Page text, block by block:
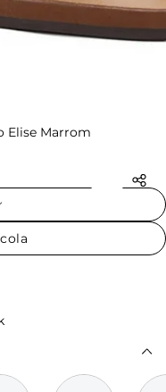
Elise Marrom